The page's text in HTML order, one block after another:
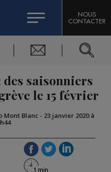
DE L'EXPERT
SKIABLES
MONT-BLANC
NOUS
CONTACTER
saisonniers
le 15 février
Mont Blanc - 23 janvier 2020 à